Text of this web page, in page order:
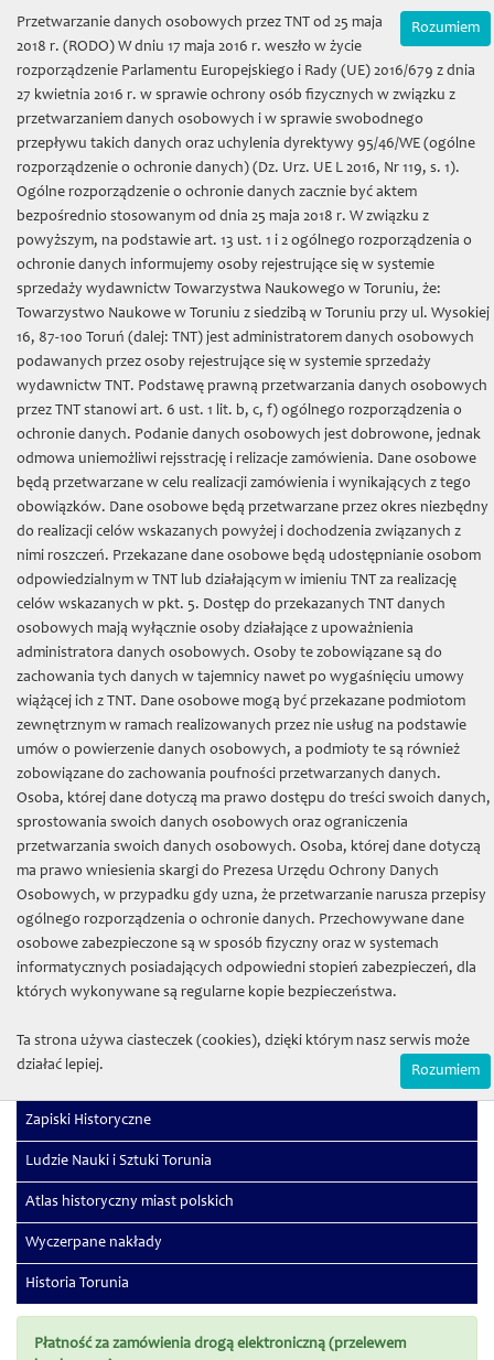
Zamówienia on-line
Wybierz język:
Mój koszyk | (0) 0 zł
Towarzystwo Naukowe w
Toruniu
Toggle
TNT
Nowości
Filologiczno filozoficzna
Fontes
Popularnonaukowe
Poza seriami
Prace Archeologiczne
Roczniki Towarzystwa Naukowego
Sectio D (Botanica)
Sectio E (Zoologia)
Sectio F (Astronomia)
Sectio G (Physiologia)
Sectio H (Medicina)
Zapiski Historyczne
Ludzie Nauki i Sztuki Torunia
Atlas historyczny miast polskich
Wyczerpane nakłady
Historia Torunia
Płatność za zamówienia drogą elektroniczną (przelewem
Rozumiem
Przetwarzanie danych osobowych przez TNT od 25 maja
2018 r. (RODO) W dniu 17 maja 2016 r. weszło w życie
rozporządzenie Parlamentu Europejskiego i Rady (UE) 2016/679 z dnia
27 kwietnia 2016 r. w sprawie ochrony osób fizycznych w związku z
przetwarzaniem danych osobowych i w sprawie swobodnego
przepływu takich danych oraz uchylenia dyrektywy 95/46/WE (ogólne
rozporządzenie o ochronie danych) (Dz. Urz. UE L 2016, Nr 119, s. 1).
Ogólne rozporządzenie o ochronie danych zacznie być aktem
bezpośrednio stosowanym od dnia 25 maja 2018 r. W związku z
powyższym, na podstawie art. 13 ust. 1 i 2 ogólnego rozporządzenia o
ochronie danych informujemy osoby rejestrujące się w systemie
sprzedaży wydawnictw Towarzystwa Naukowego w Toruniu, że:
Towarzystwo Naukowe w Toruniu z siedzibą w Toruniu przy ul. Wysokiej
16, 87-100 Toruń (dalej: TNT) jest administratorem danych osobowych
podawanych przez osoby rejestrujące się w systemie sprzedaży
wydawnictw TNT. Podstawę prawną przetwarzania danych osobowych
przez TNT stanowi art. 6 ust. 1 lit. b, c, f) ogólnego rozporządzenia o
ochronie danych. Podanie danych osobowych jest dobrowone, jednak
odmowa uniemożliwi rejsstrację i relizacje zamówienia. Dane osobowe
będą przetwarzane w celu realizacji zamówienia i wynikających z tego
obowiązków. Dane osobowe będą przetwarzane przez okres niezbędny
do realizacji celów wskazanych powyżej i dochodzenia związanych z
nimi roszczeń. Przekazane dane osobowe będą udostępnianie osobom
odpowiedzialnym w TNT lub działającym w imieniu TNT za realizację
celów wskazanych w pkt. 5. Dostęp do przekazanych TNT danych
osobowych mają wyłącznie osoby działające z upoważnienia
administratora danych osobowych. Osoby te zobowiązane są do
zachowania tych danych w tajemnicy nawet po wygaśnięciu umowy
wiążącej ich z TNT. Dane osobowe mogą być przekazane podmiotom
zewnętrznym w ramach realizowanych przez nie usług na podstawie
umów o powierzenie danych osobowych, a podmioty te są również
zobowiązane do zachowania poufności przetwarzanych danych.
Osoba, której dane dotyczą ma prawo dostępu do treści swoich danych,
sprostowania swoich danych osobowych oraz ograniczenia
przetwarzania swoich danych osobowych. Osoba, której dane dotyczą
ma prawo wniesienia skargi do Prezesa Urzędu Ochrony Danych
Osobowych, w przypadku gdy uzna, że przetwarzanie narusza przepisy
ogólnego rozporządzenia o ochronie danych. Przechowywane dane
osobowe zabezpieczone są w sposób fizyczny oraz w systemach
informatycznych posiadających odpowiedni stopień zabezpieczeń, dla
których wykonywane są regularne kopie bezpieczeństwa.
Ta strona używa ciasteczek (cookies), dzięki którym nasz serwis może
działać lepiej.
Rozumiem